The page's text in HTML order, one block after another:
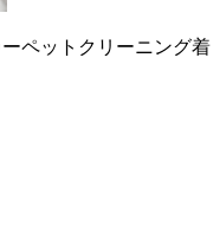
ーペットクリーニング着